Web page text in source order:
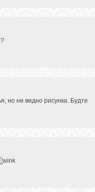
но не видно рисунка. Будте